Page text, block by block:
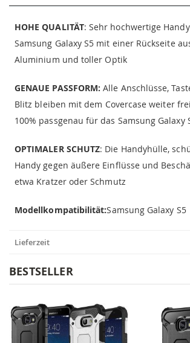
HOHE QUALITÄT: Sehr hochwertige
Samsung Galaxy S5 mit einer Rückseite
Aluminium und toller Optik
GENAUE PASSFORM: Alle Anschlüsse,
Blitz bleiben mit dem Covercase weiter
100% passgenau für das Samsung Galaxy
OPTIMALER SCHUTZ: Die Handyhülle,
Handy gegen äußere Einflüsse und
etwa Kratzer oder Schmutz
Modellkompatibilität:Samsung Galaxy S5
Lieferzeit
BESTSELLER